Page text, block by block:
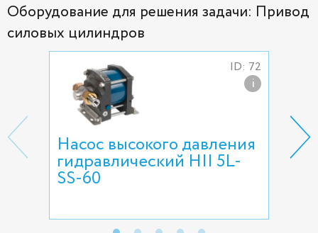
Оборудование для решения задачи: Привод
силовых цилиндров
ID: 72
i
Насос высокого давления
гидравлический HII 5L-
SS-60